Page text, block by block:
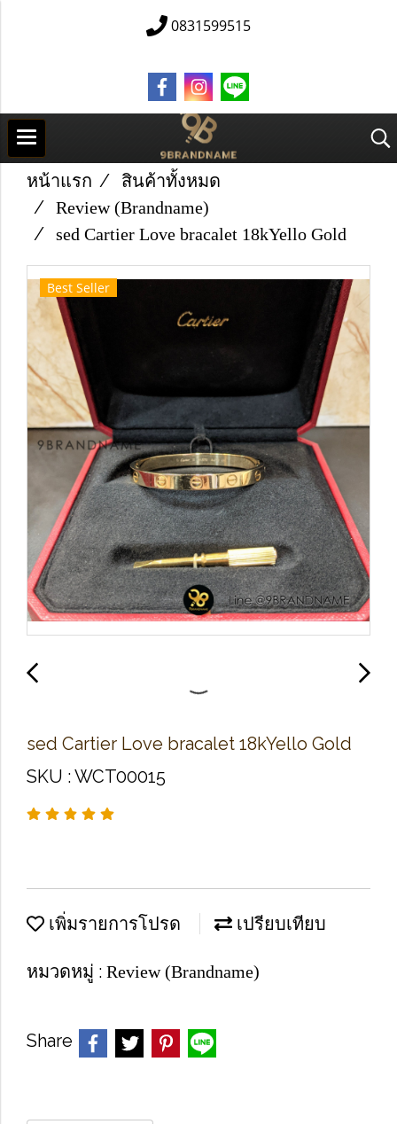
0831599515
หน้าแรก
สินค้าทั้งหมด
Review (Brandname)
sed Cartier Love bracalet 18kYello Gold
Best Seller
sed Cartier Love bracalet 18kYello Gold
SKU : WCT00015
เพิ่มรายการโปรด เปรียบเทียบ
หมวดหมู่ : Review (Brandname)
Share